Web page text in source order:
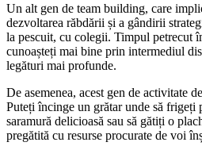
Un alt gen de team building, care
dezvoltarea răbdării și a gândirii
la pescuit, cu colegii. Timpul petrecut
cunoașteți mai bine prin intermediul
legături mai profunde.
De asemenea, acest gen de activitate
Puteți încinge un grătar unde să frigeți
saramură delicioasă sau să gătiți o
pregătită cu resurse procurate de voi